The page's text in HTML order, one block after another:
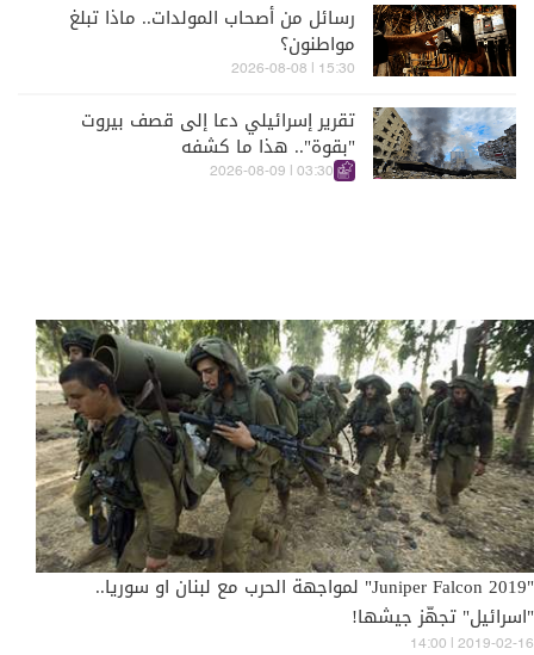
رسائل من أصحاب المولدات.. ماذا تبلغ
مواطنون؟
15:30 | 2026-08-08
تقرير إسرائيلي دعا إلى قصف بيروت
"بقوة".. هذا ما كشفه
03:30 | 2026-08-09
"Juniper Falcon 2019" لمواجهة الحرب مع لبنان او سوريا..
"اسرائيل" تجهّز جيشها!
14:00 | 2019-02-16